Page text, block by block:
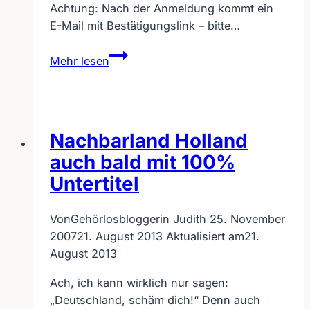
Achtung: Nach der Anmeldung kommt ein
E-Mail mit Bestätigungslink – bitte…
Mehr lesen
Aktion
Untertitel
gestartet
Nachbarland Holland
auch bald mit 100%
Untertitel
VonGehörlosbloggerin Judith 25. November
200721. August 2013 Aktualisiert am21.
August 2013
Ach, ich kann wirklich nur sagen:
„Deutschland, schäm dich!“ Denn auch